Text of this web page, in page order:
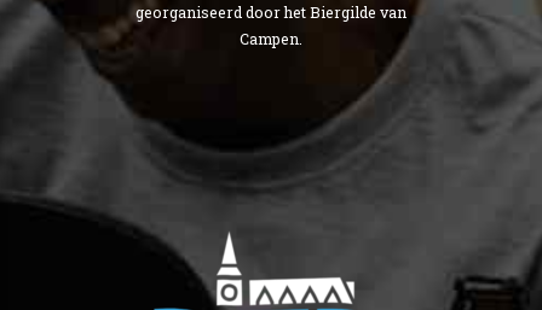
georganiseerd door het Biergilde van
Campen.